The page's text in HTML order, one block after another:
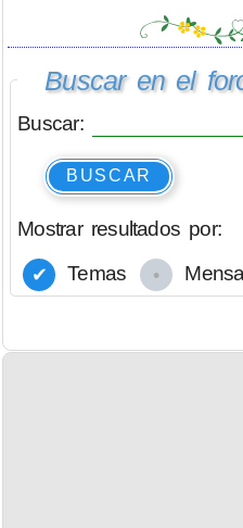
Buscar en el
Buscar:
BUSCAR
Mostrar resultados por:
Temas